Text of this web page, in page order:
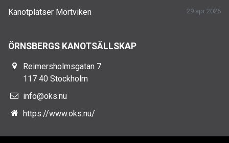
Kanotplatser Mörtviken 29 apr 2026
ÖRNSBERGS KANOTSÄLLSKAP
Reimersholmsgatan 7
117 40 Stockholm
info@oks.nu
https://www.oks.nu/